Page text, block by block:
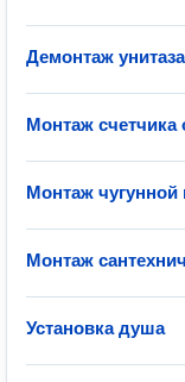
Демонтаж унитаза
Монтаж счетчика
Монтаж чугунной
Монтаж
Установка душа